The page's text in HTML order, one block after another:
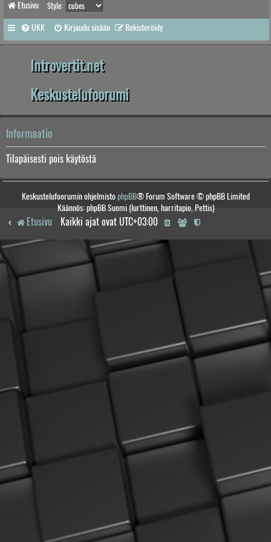
Etusivu Style:
UKK Kirjaudu sisään Rekisteröidy
Introvertit.net
Keskustelufoorumi
Informaatio
Tilapäisesti pois käytöstä
Keskustelufoorumin ohjelmistophpBB® Forum Software © phpBB Limited
Käännös: phpBB Suomi (lurttinen, harritapio, Pettis)
Etusivu Kaikki ajat ovat UTC+03:00